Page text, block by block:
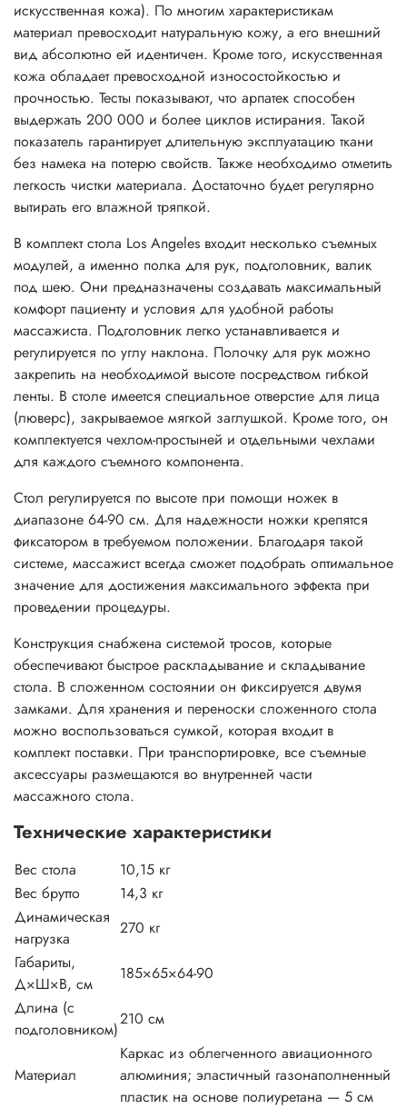
искусственная кожа). По многим характеристикам
материал превосходит натуральную кожу, а его внешний
вид абсолютно ей идентичен. Кроме того, искусственная
кожа обладает превосходной износостойкостью и
прочностью. Тесты показывают, что арпатек способен
выдержать 200 000 и более циклов истирания. Такой
показатель гарантирует длительную эксплуатацию ткани
без намека на потерю свойств. Также необходимо отметить
легкость чистки материала. Достаточно будет регулярно
вытирать его влажной тряпкой.
В комплект стола Los Angeles входит несколько съемных
модулей, а именно полка для рук, подголовник, валик
под шею. Они предназначены создавать максимальный
комфорт пациенту и условия для удобной работы
массажиста. Подголовник легко устанавливается и
регулируется по углу наклона. Полочку для рук можно
закрепить на необходимой высоте посредством гибкой
ленты. В столе имеется специальное отверстие для лица
(люверс), закрываемое мягкой заглушкой. Кроме того, он
комплектуется чехлом-простыней и отдельными чехлами
для каждого съемного компонента.
Стол регулируется по высоте при помощи ножек в
диапазоне 64-90 см. Для надежности ножки крепятся
фиксатором в требуемом положении. Благодаря такой
системе, массажист всегда сможет подобрать оптимальное
значение для достижения максимального эффекта при
проведении процедуры.
Конструкция снабжена системой тросов, которые
обеспечивают быстрое раскладывание и складывание
стола. В сложенном состоянии он фиксируется двумя
замками. Для хранения и переноски сложенного стола
можно воспользоваться сумкой, которая входит в
комплект поставки. При транспортировке, все съемные
аксессуары размещаются во внутренней части
массажного стола.
Технические характеристики
Вес стола
10,15 кг
Вес брутто
14,3 кг
Динамическая
нагрузка
270 кг
Габариты,
Д×Ш×В, см
185×65×64-90
Длина (с
подголовником)
210 см
Материал
Каркас из облегченного авиационного
алюминия; эластичный газонаполненный
пластик на основе полиуретана — 5 см